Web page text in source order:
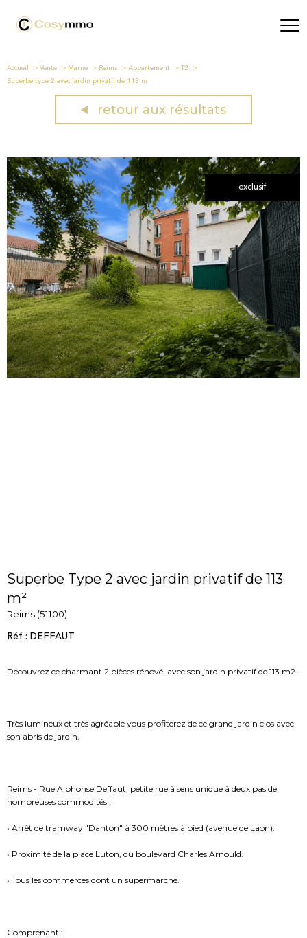
Accueil Vente Marne Reims Appartement
T2
Superbe type 2 avec jardin privatif de 113 m
retour aux résultats
exclusif
Superbe Type 2 avec jardin privatif de 113
m²
Reims (51100)
Réf : DEFFAUT
Découvrez ce charmant 2 pièces rénové, avec son jardin privatif de 113 m2.
Très lumineux et très agréable vous profiterez de ce grand jardin clos avec
son abris de jardin.
Reims - Rue Alphonse Deffaut, petite rue à sens unique à deux pas de
nombreuses commodités :
• Arrêt de tramway "Danton" à 300 mètres à pied (avenue de Laon).
• Proximité de la place Luton, du boulevard Charles Arnould.
• Tous les commerces dont un supermarché.
Comprenant :